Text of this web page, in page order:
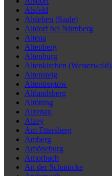
Alsfeld
Alsleben (Saale)
Altdorf bei Nürnberg
Altena
Altenberg
Altenburg
Altenkirchen (Westerwald)
Altensteig
Altentreptow
Altlandsberg
Altötting
Alzenau
Alzey
Am Ettersberg
Amberg
Amöneburg
Amorbach
An der Schmücke